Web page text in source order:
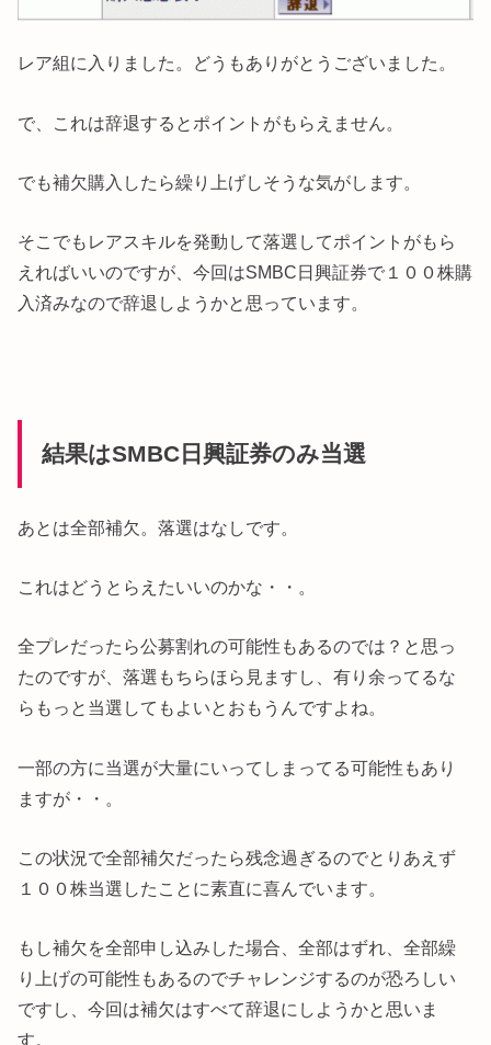
レア組に入りました。どうもありがとうございました。
で、これは辞退するとポイントがもらえません。
でも補欠購入したら繰り上げしそうな気がします。
そこでもレアスキルを発動して落選してポイントがもら
えればいいのですが、今回はSMBC日興証券で１００株購
入済みなので辞退しようかと思っています。
結果はSMBC日興証券のみ当選
あとは全部補欠。落選はなしです。
これはどうとらえたいいのかな・・。
全プレだったら公募割れの可能性もあるのでは？と思っ
たのですが、落選もちらほら見ますし、有り余ってるな
らもっと当選してもよいとおもうんですよね。
一部の方に当選が大量にいってしまってる可能性もあり
ますが・・。
この状況で全部補欠だったら残念過ぎるのでとりあえず
１００株当選したことに素直に喜んでいます。
もし補欠を全部申し込みした場合、全部はずれ、全部繰
り上げの可能性もあるのでチャレンジするのが恐ろしい
ですし、今回は補欠はすべて辞退にしようかと思いま
す。